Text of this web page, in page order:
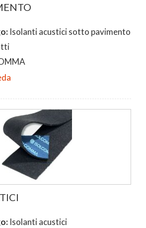
Isolanti acustici sotto pavimento
Isolanti acustici